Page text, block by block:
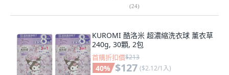
(24)
KUROMI 酷洛米 超濃縮洗衣球 薰衣草
240g, 30顆, 2包
首購折扣價$213
40% $127 ($2.12/1入)